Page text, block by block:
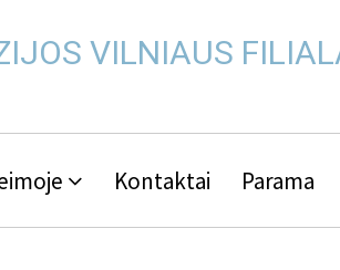
VILNIAUS
Kontaktai Parama